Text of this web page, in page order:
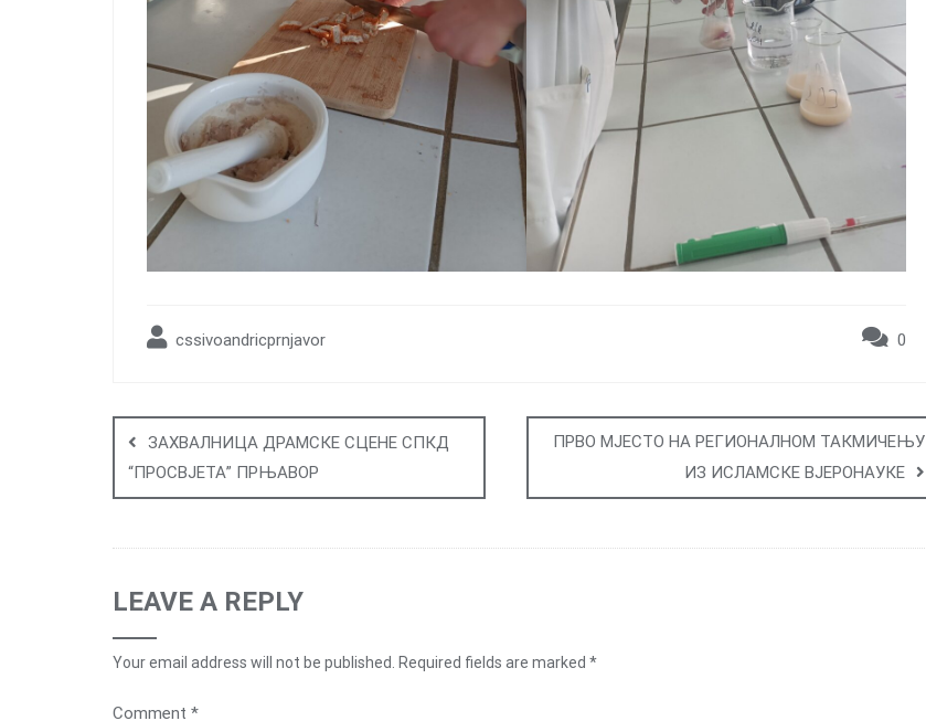
cssivoandricprnjavor 0
navigation
ЗАХВАЛНИЦА ДРАМСКЕ СЦЕНЕ СПКД
“ПРОСВЈЕТА” ПРЊАВОР
ПРВО МЈЕСТО НА РЕГИОНАЛНОМ ТАКМИЧЕЊУ
ИЗ ИСЛАМСКЕ ВЈЕРОНАУКЕ
LEAVE A REPLY
Your email address will not be published. Required fields are marked *
Comment *